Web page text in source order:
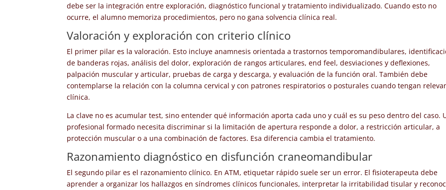
debe ser la integración entre exploración, diagnóstico funcional y tratamiento individualizado. Cuando esto no
ocurre, el alumno memoriza procedimientos, pero no gana solvencia clínica real.
Valoración y exploración con criterio clínico
El primer pilar es la valoración. Esto incluye anamnesis orientada a trastornos temporomandibulares,
de banderas rojas, análisis del dolor, exploración de rangos articulares, end feel, desviaciones y deflexiones,
palpación muscular y articular, pruebas de carga y descarga, y evaluación de la función oral. También debe
contemplarse la relación con la columna cervical y con patrones respiratorios o posturales cuando tengan
clínica.
La clave no es acumular test, sino entender qué información aporta cada uno y cuál es su peso dentro del caso.
profesional formado necesita discriminar si la limitación de apertura responde a dolor, a restricción articular, a
protección muscular o a una combinación de factores. Esa diferencia cambia el tratamiento.
Razonamiento diagnóstico en disfunción craneomandibular
El segundo pilar es el razonamiento clínico. En ATM, etiquetar rápido suele ser un error. El fisioterapeuta debe
aprender a organizar los hallazgos en síndromes clínicos funcionales, interpretar la irritabilidad tisular y